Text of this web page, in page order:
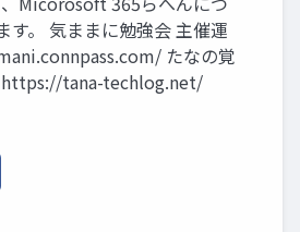
す。 気ままに勉強会 主催運
たなの覚
https://tana-techlog.net/